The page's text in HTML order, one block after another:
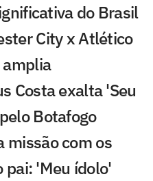
do Brasil
City x Atlético
Costa exalta 'Seu
Botafogo
missão com os
pai: 'Meu ídolo'